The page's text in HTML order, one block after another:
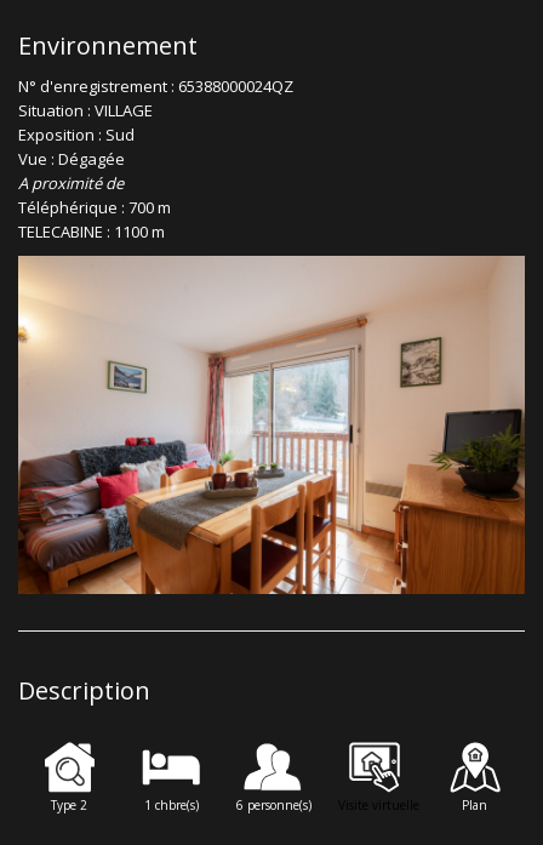
Environnement
N° d'enregistrement : 65388000024QZ
Situation : VILLAGE
Exposition : Sud
Vue : Dégagée
A proximité de
Téléphérique : 700 m
TELECABINE : 1100 m
Description
Type 2 1 chbre(s) 6 personne(s) Visite virtuelle Plan